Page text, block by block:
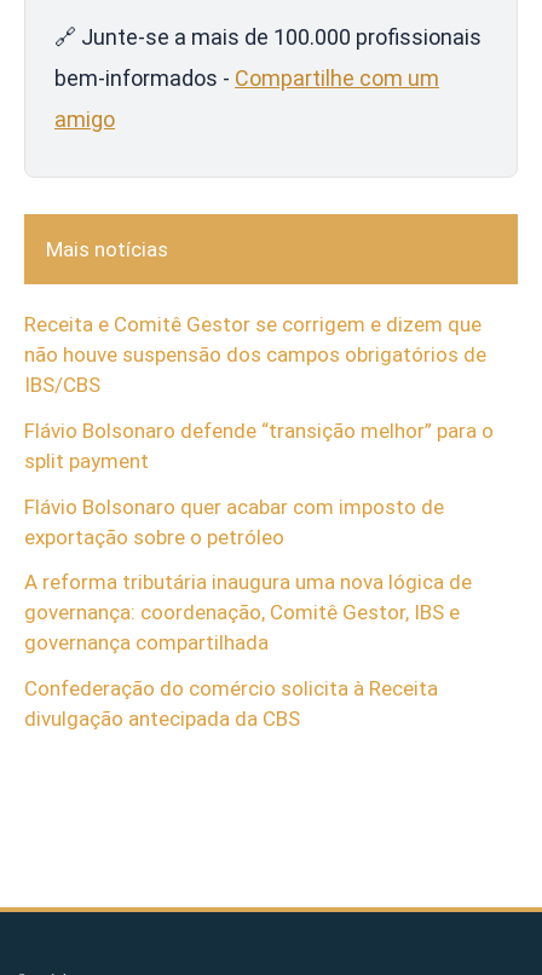
🔗 Junte-se a mais de 100.000 profissionais
bem-informados - Compartilhe com um
amigo
Mais notícias
Receita e Comitê Gestor se corrigem e dizem que
não houve suspensão dos campos obrigatórios de
IBS/CBS
Flávio Bolsonaro defende “transição melhor” para o
split payment
Flávio Bolsonaro quer acabar com imposto de
exportação sobre o petróleo
A reforma tributária inaugura uma nova lógica de
governança: coordenação, Comitê Gestor, IBS e
governança compartilhada
Confederação do comércio solicita à Receita
divulgação antecipada da CBS